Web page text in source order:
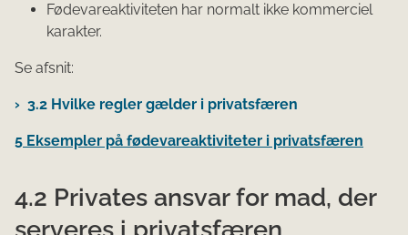
Fødevareaktiviteten har normalt ikke kommerciel
karakter.
Se afsnit:
3.2 Hvilke regler gælder i privatsfæren
5 Eksempler på fødevareaktiviteter i privatsfæren
4.2 Privates ansvar for mad, der
serveres i privatsfæren